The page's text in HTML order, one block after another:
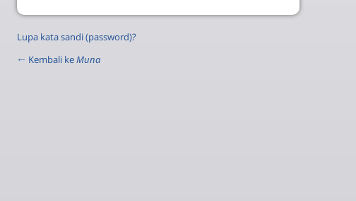
Lupa kata sandi (password)?
← Kembali keMuna